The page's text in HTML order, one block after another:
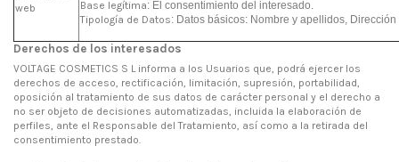
web
Base legítima: El consentimiento del interesado.
Tipología de Datos: Datos básicos: Nombre y apellidos,
Derechos de los interesados
VOLTAGE COSMETICS S L informa a los Usuarios que, podrá ejercer los
derechos de acceso, rectificación, limitación, supresión, portabilidad,
oposición al tratamiento de sus datos de carácter personal y el derecho a
no ser objeto de decisiones automatizadas, incluida la elaboración de
perfiles, ante el Responsable del Tratamiento, así como a la retirada del
consentimiento prestado.